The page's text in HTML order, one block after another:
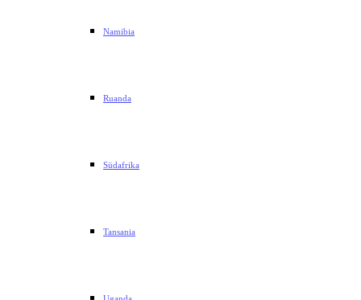
Namibia
Ruanda
Südafrika
Tansania